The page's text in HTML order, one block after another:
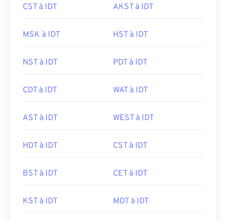
CST à IDT AKST à IDT
MSK à IDT HST à IDT
NST à IDT PDT à IDT
CDT à IDT WAT à IDT
AST à IDT WEST à IDT
HDT à IDT CST à IDT
BST à IDT CET à IDT
KST à IDT MDT à IDT